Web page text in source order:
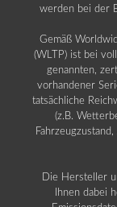
werden bei der
Gemäß
(WLTP) ist bei
genannten,
vorhandener
tatsächliche
(z.B.
Die Hersteller
Ihnen dabei